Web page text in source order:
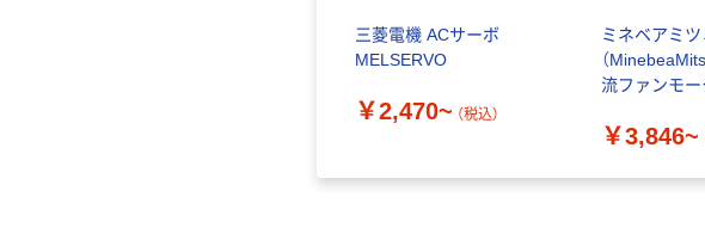
三菱電機 ACサーボ
MELSERVO
￥2,470~ （税込）
ミネベアミツ
（
流ファンモー
￥3,846~